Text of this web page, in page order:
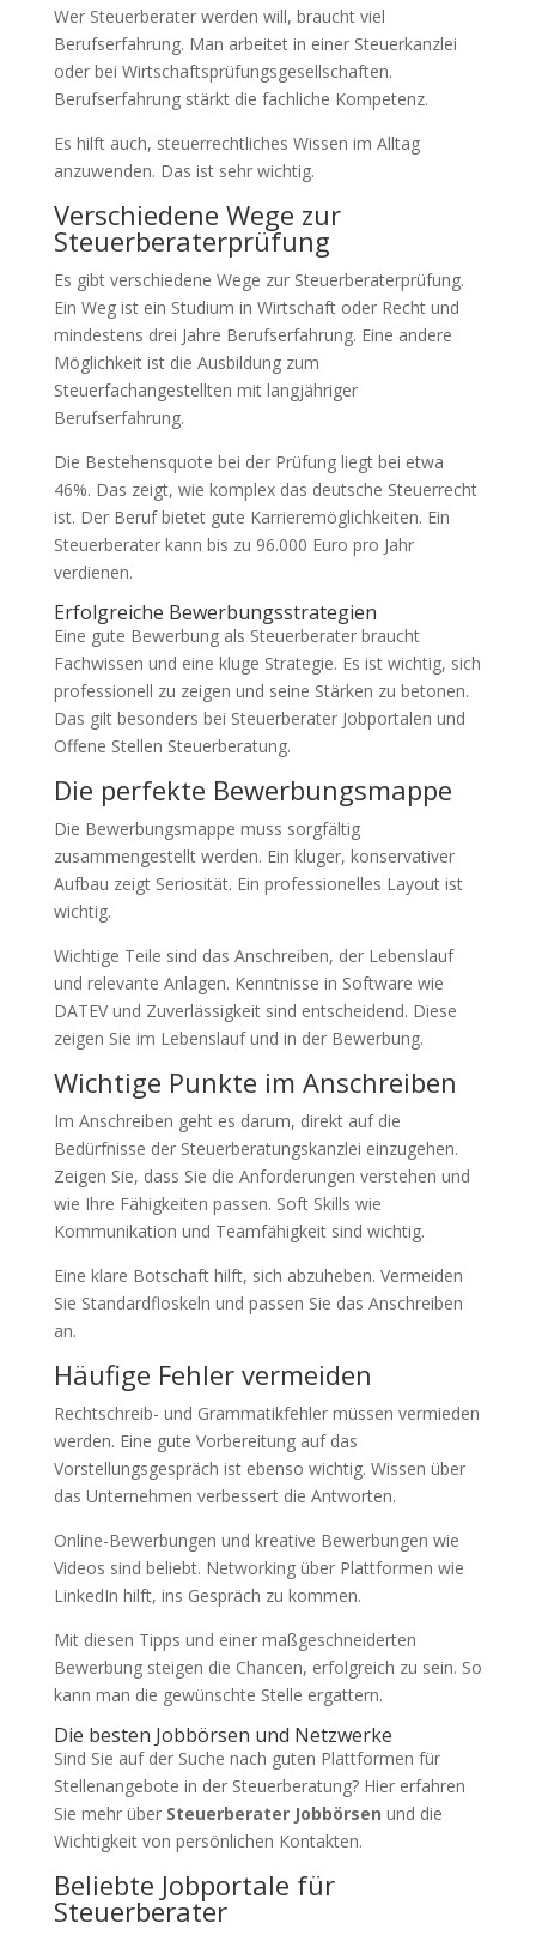
Wer Steuerberater werden will, braucht viel
Berufserfahrung. Man arbeitet in einer Steuerkanzlei
oder bei Wirtschaftsprüfungsgesellschaften.
Berufserfahrung stärkt die fachliche Kompetenz.
Es hilft auch, steuerrechtliches Wissen im Alltag
anzuwenden. Das ist sehr wichtig.
Verschiedene Wege zur
Steuerberaterprüfung
Es gibt verschiedene Wege zur Steuerberaterprüfung.
Ein Weg ist ein Studium in Wirtschaft oder Recht und
mindestens drei Jahre Berufserfahrung. Eine andere
Möglichkeit ist die Ausbildung zum
Steuerfachangestellten mit langjähriger
Berufserfahrung.
Die Bestehensquote bei der Prüfung liegt bei etwa
46%. Das zeigt, wie komplex das deutsche Steuerrecht
ist. Der Beruf bietet gute Karrieremöglichkeiten. Ein
Steuerberater kann bis zu 96.000 Euro pro Jahr
verdienen.
Erfolgreiche Bewerbungsstrategien
Eine gute Bewerbung als Steuerberater braucht
Fachwissen und eine kluge Strategie. Es ist wichtig, sich
professionell zu zeigen und seine Stärken zu betonen.
Das gilt besonders bei Steuerberater Jobportalen und
Offene Stellen Steuerberatung.
Die perfekte Bewerbungsmappe
Die Bewerbungsmappe muss sorgfältig
zusammengestellt werden. Ein kluger, konservativer
Aufbau zeigt Seriosität. Ein professionelles Layout ist
wichtig.
Wichtige Teile sind das Anschreiben, der Lebenslauf
und relevante Anlagen. Kenntnisse in Software wie
DATEV und Zuverlässigkeit sind entscheidend. Diese
zeigen Sie im Lebenslauf und in der Bewerbung.
Wichtige Punkte im Anschreiben
Im Anschreiben geht es darum, direkt auf die
Bedürfnisse der Steuerberatungskanzlei einzugehen.
Zeigen Sie, dass Sie die Anforderungen verstehen und
wie Ihre Fähigkeiten passen. Soft Skills wie
Kommunikation und Teamfähigkeit sind wichtig.
Eine klare Botschaft hilft, sich abzuheben. Vermeiden
Sie Standardfloskeln und passen Sie das Anschreiben
an.
Häufige Fehler vermeiden
Rechtschreib- und Grammatikfehler müssen vermieden
werden. Eine gute Vorbereitung auf das
Vorstellungsgespräch ist ebenso wichtig. Wissen über
das Unternehmen verbessert die Antworten.
Online-Bewerbungen und kreative Bewerbungen wie
Videos sind beliebt. Networking über Plattformen wie
LinkedIn hilft, ins Gespräch zu kommen.
Mit diesen Tipps und einer maßgeschneiderten
Bewerbung steigen die Chancen, erfolgreich zu sein. So
kann man die gewünschte Stelle ergattern.
Die besten Jobbörsen und Netzwerke
Sind Sie auf der Suche nach guten Plattformen für
Stellenangebote in der Steuerberatung? Hier erfahren
Sie mehr über Steuerberater Jobbörsen und die
Wichtigkeit von persönlichen Kontakten.
Beliebte Jobportale für
Steuerberater